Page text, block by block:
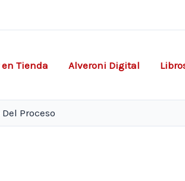
Tienda Alveroni Digital
Proceso